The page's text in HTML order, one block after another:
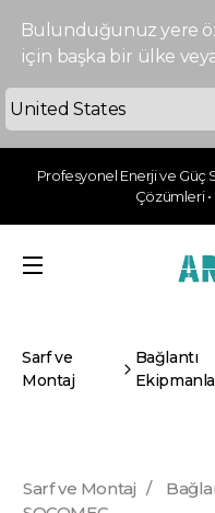
Bulunduğunuz yere
için başka bir ülke
Profesyonel Enerji ve Güç
Çözümleri •
Sarf ve
Montaj
Bağlantı
Sarf ve Montaj /